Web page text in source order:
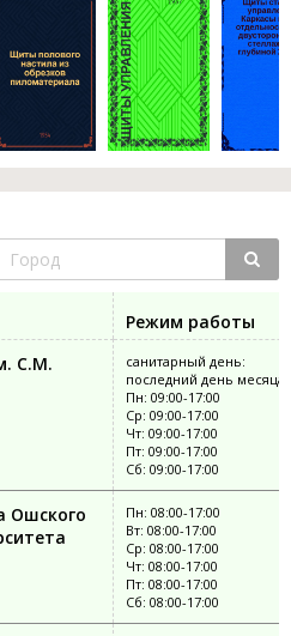
Режим работы
С.М.
санитарный день:
последний день месяца
Пн: 09:00-17:00
Ср: 09:00-17:00
Чт: 09:00-17:00
Пт: 09:00-17:00
Сб: 09:00-17:00
Ошского
Пн: 08:00-17:00
Вт: 08:00-17:00
Ср: 08:00-17:00
Чт: 08:00-17:00
Пт: 08:00-17:00
Сб: 08:00-17:00